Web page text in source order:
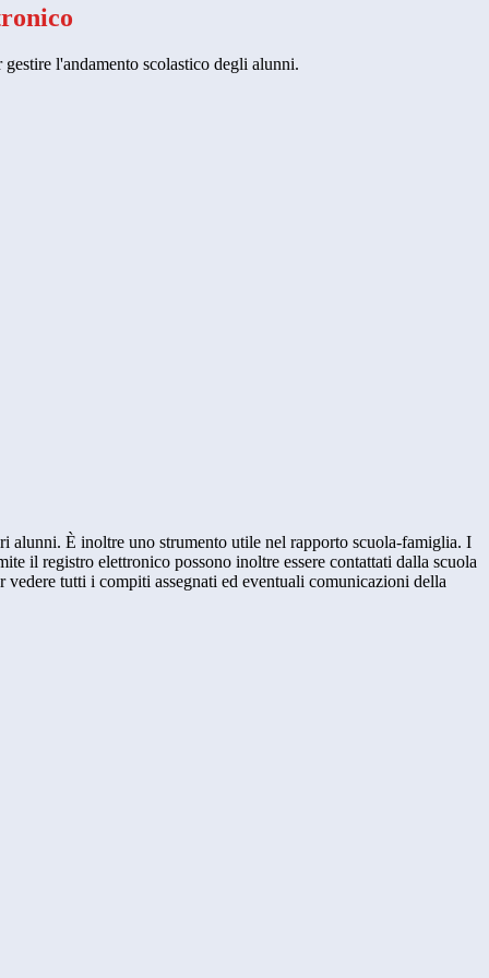
l'andamento scolastico degli alunni.
alunni. È inoltre uno strumento utile nel rapporto scuola-famiglia. I
il registro elettronico possono inoltre essere contattati dalla scuola
tutti i compiti assegnati ed eventuali comunicazioni della